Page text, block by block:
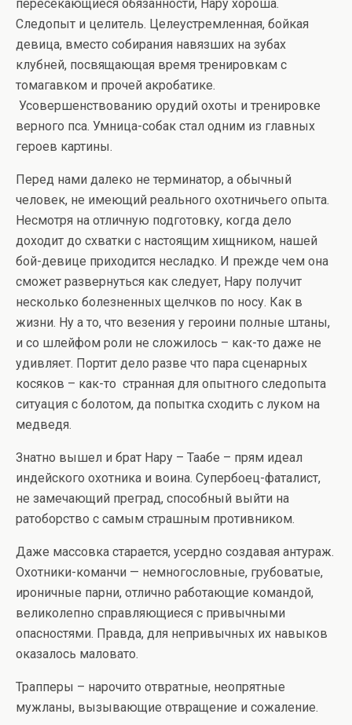
пересекающиеся обязанности, Нару хороша.
Следопыт и целитель. Целеустремленная, бойкая
девица, вместо собирания навязших на зубах
клубней, посвящающая время тренировкам с
томагавком и прочей акробатике.
Усовершенствованию орудий охоты и тренировке
верного пса. Умница-собак стал одним из главных
героев картины.
Перед нами далеко не терминатор, а обычный
человек, не имеющий реального охотничьего опыта.
Несмотря на отличную подготовку, когда дело
доходит до схватки с настоящим хищником, нашей
бой-девице приходится несладко. И прежде чем она
сможет развернуться как следует, Нару получит
несколько болезненных щелчков по носу. Как в
жизни. Ну а то, что везения у героини полные штаны,
и со шлейфом роли не сложилось – как-то даже не
удивляет. Портит дело разве что пара сценарных
косяков – как-то странная для опытного следопыта
ситуация с болотом, да попытка сходить с луком на
медведя.
Знатно вышел и брат Нару – Таабе – прям идеал
индейского охотника и воина. Супербоец-фаталист,
не замечающий преград, способный выйти на
ратоборство с самым страшным противником.
Даже массовка старается, усердно создавая антураж.
Охотники-команчи — немногословные, грубоватые,
ироничные парни, отлично работающие командой,
великолепно справляющиеся с привычными
опасностями. Правда, для непривычных их навыков
оказалось маловато.
Трапперы – нарочито отвратные, неопрятные
мужланы, вызывающие отвращение и сожаление.